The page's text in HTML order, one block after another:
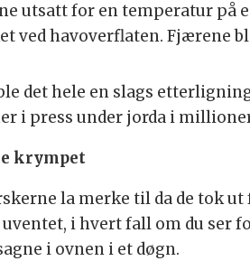
utsatt for en temperatur på
ved havoverflaten. Fjærene
det hele en slags
i press under jorda i
krympet
la merke til da de tok
i hvert fall om du ser
i ovnen i et døgn.